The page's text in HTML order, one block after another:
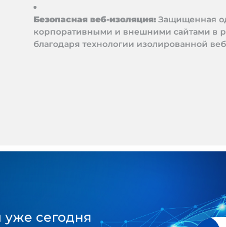
Безопасная веб-изоляция: Защищенная
корпоративными и внешними сайтами в
благодаря технологии изолированной
сегодня